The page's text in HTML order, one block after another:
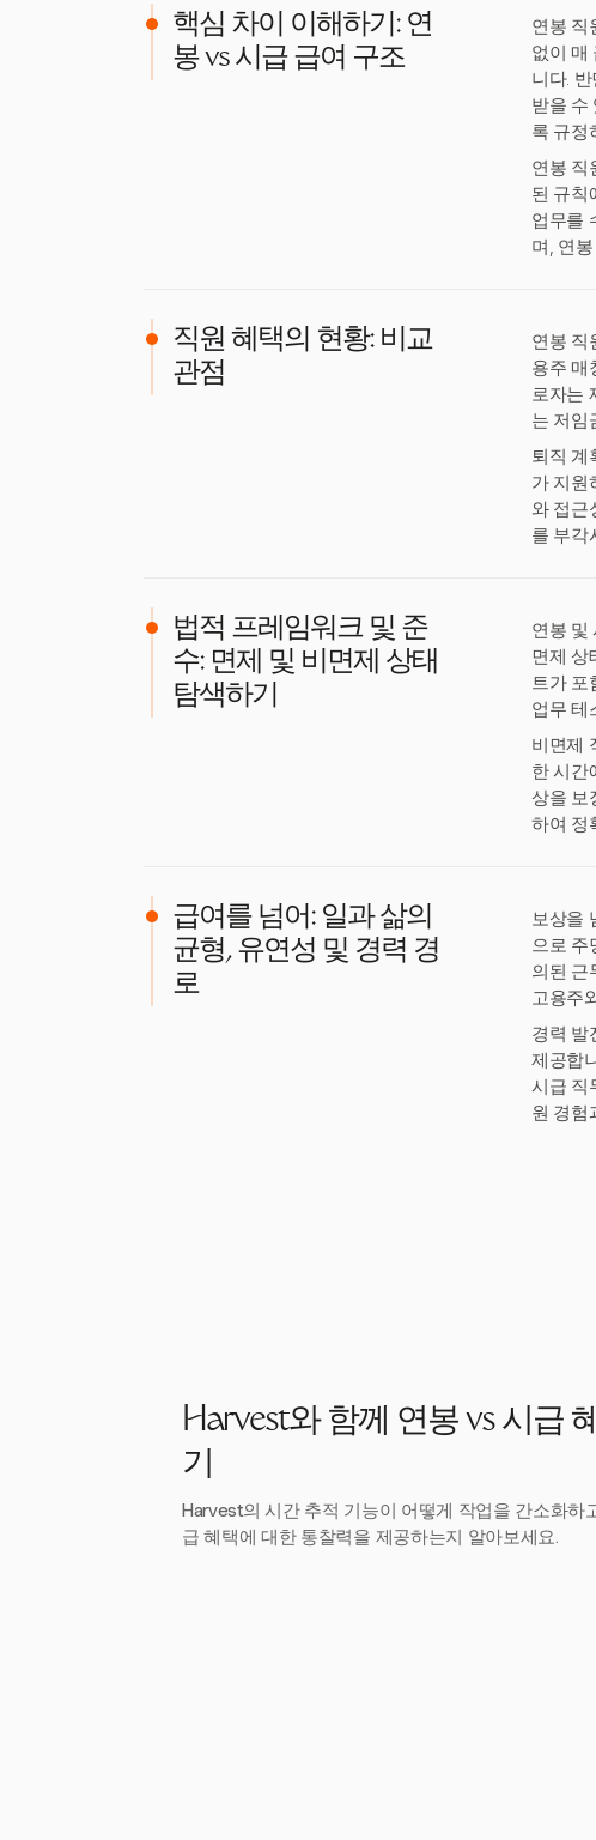
핵심 차이 이해하기: 연
봉 vs 시급 급여 구조
연봉 직
없이 매
니다.
받을 수
록 규정
연봉 직
된 규칙
업무를
며, 연
직원 혜택의 현황: 비교
관점
연봉 직
용주 매
로자는
는 저임
퇴직 계
가 지원
와 접근
를 부각
법적 프레임워크 및 준
수: 면제 및 비면제 상태
탐색하기
연봉 및
면제 상
트가 포
업무 테
비면제
한 시간
상을 보
하여 정
급여를 넘어: 일과 삶의
균형, 유연성 및 경력 경
로
보상을
으로 주
의된 근
고용주
경력 발
제공합
시급 직
원 경험
Harvest와 함께 연봉 vs 시급
기
Harvest의 시간 추적 기능이 어떻게 작업을 간소화하
급 혜택에 대한 통찰력을 제공하는지 알아보세요.